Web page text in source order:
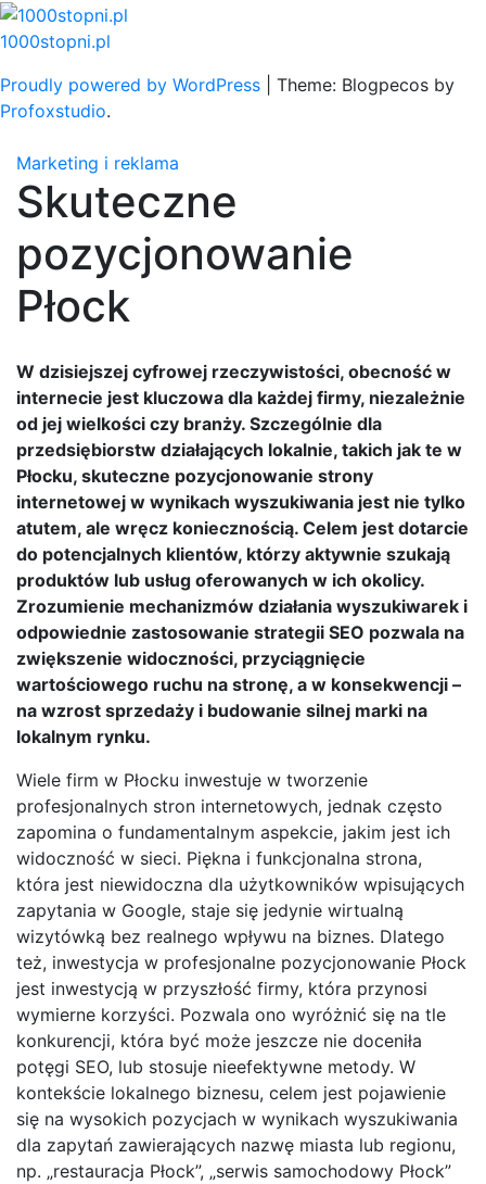
Skip
to
1000stopni.pl
Proudly powered by WordPress
Theme: Blogpecos by
Profoxstudio.
Marketing i reklama
Skuteczne
pozycjonowanie
Płock
W dzisiejszej cyfrowej rzeczywistości, obecność w
internecie jest kluczowa dla każdej firmy, niezależnie
od jej wielkości czy branży. Szczególnie dla
przedsiębiorstw działających lokalnie, takich jak te w
Płocku, skuteczne pozycjonowanie strony
internetowej w wynikach wyszukiwania jest nie tylko
atutem, ale wręcz koniecznością. Celem jest dotarcie
do potencjalnych klientów, którzy aktywnie szukają
produktów lub usług oferowanych w ich okolicy.
Zrozumienie mechanizmów działania wyszukiwarek i
odpowiednie zastosowanie strategii SEO pozwala na
zwiększenie widoczności, przyciągnięcie
wartościowego ruchu na stronę, a w konsekwencji –
na wzrost sprzedaży i budowanie silnej marki na
lokalnym rynku.
Wiele firm w Płocku inwestuje w tworzenie
profesjonalnych stron internetowych, jednak często
zapomina o fundamentalnym aspekcie, jakim jest ich
widoczność w sieci. Piękna i funkcjonalna strona,
która jest niewidoczna dla użytkowników wpisujących
zapytania w Google, staje się jedynie wirtualną
wizytówką bez realnego wpływu na biznes. Dlatego
też, inwestycja w profesjonalne pozycjonowanie Płock
jest inwestycją w przyszłość firmy, która przynosi
wymierne korzyści. Pozwala ono wyróżnić się na tle
konkurencji, która być może jeszcze nie doceniła
potęgi SEO, lub stosuje nieefektywne metody. W
kontekście lokalnego biznesu, celem jest pojawienie
się na wysokich pozycjach w wynikach wyszukiwania
dla zapytań zawierających nazwę miasta lub regionu,
np. „restauracja Płock”, „serwis samochodowy Płock”